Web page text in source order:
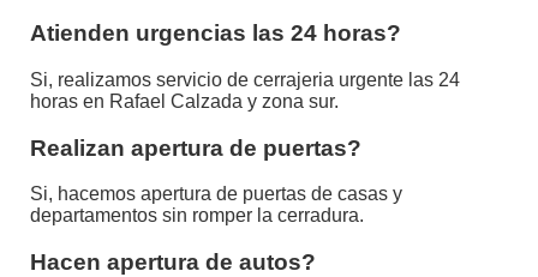
Atienden urgencias las 24 horas?
Si, realizamos servicio de cerrajeria urgente las 24
horas en Rafael Calzada y zona sur.
Realizan apertura de puertas?
Si, hacemos apertura de puertas de casas y
departamentos sin romper la cerradura.
Hacen apertura de autos?